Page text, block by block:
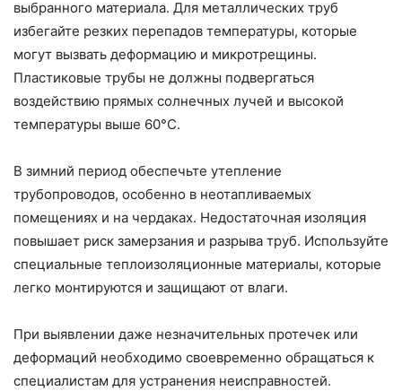
выбранного материала. Для металлических труб
избегайте резких перепадов температуры, которые
могут вызвать деформацию и микротрещины.
Пластиковые трубы не должны подвергаться
воздействию прямых солнечных лучей и высокой
температуры выше 60°С.
В зимний период обеспечьте утепление
трубопроводов, особенно в неотапливаемых
помещениях и на чердаках. Недостаточная изоляция
повышает риск замерзания и разрыва труб. Используйте
специальные теплоизоляционные материалы, которые
легко монтируются и защищают от влаги.
При выявлении даже незначительных протечек или
деформаций необходимо своевременно обращаться к
специалистам для устранения неисправностей.